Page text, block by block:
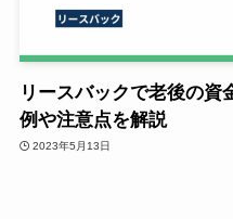
リースバックで老後の資
例や注意点を解説
2023年5月13日